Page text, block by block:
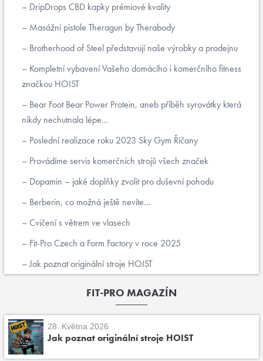
DripDrops CBD kapky prémiové kvality
Masážní pistole Theragun by Therabody
Brotherhood of Steel představují naše výrobky a prodejnu
Kompletní vybavení Vašeho domácího i komerčního fitness
značkou HOIST
Bear Foot Bear Power Protein, aneb příběh syrovátky která
nikdy nechutnala lépe...
Poslední realizace roku 2023 Sky Gym Říčany
Provádíme servis komerčních strojů všech značek
Dopamin – jaké doplňky zvolit pro duševní pohodu
Berberin, co možná ještě nevíte...
Cvičení s větrem ve vlasech
Fit-Pro Czech a Form Factory v roce 2025
Jak poznat originální stroje HOIST
FIT-PRO MAGAZÍN
28. Května 2026
Jak poznat originální stroje HOIST